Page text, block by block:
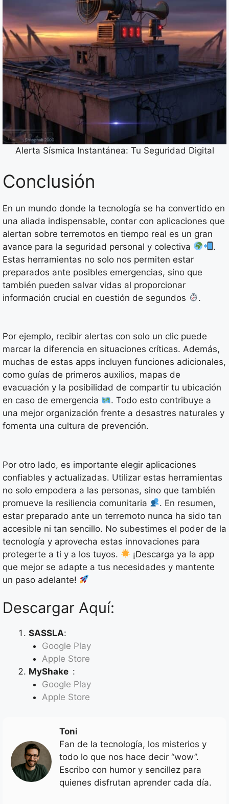
Alerta Sísmica Instantánea: Tu Seguridad Digital
Conclusión
En un mundo donde la tecnología se ha convertido en
una aliada indispensable, contar con aplicaciones que
alertan sobre terremotos en tiempo real es un gran
avance para la seguridad personal y colectiva
.
Estas herramientas no solo nos permiten estar
preparados ante posibles emergencias, sino que
también pueden salvar vidas al proporcionar
información crucial en cuestión de segundos
.
Por ejemplo, recibir alertas con solo un clic puede
marcar la diferencia en situaciones críticas. Además,
muchas de estas apps incluyen funciones adicionales,
como guías de primeros auxilios, mapas de
evacuación y la posibilidad de compartir tu ubicación
en caso de emergencia
. Todo esto contribuye a
una mejor organización frente a desastres naturales y
fomenta una cultura de prevención.
Por otro lado, es importante elegir aplicaciones
confiables y actualizadas. Utilizar estas herramientas
no solo empodera a las personas, sino que también
promueve la resiliencia comunitaria
. En resumen,
estar preparado ante un terremoto nunca ha sido tan
accesible ni tan sencillo. No subestimes el poder de la
tecnología y aprovecha estas innovaciones para
protegerte a ti y a los tuyos.
¡Descarga ya la app
que mejor se adapte a tus necesidades y mantente
un paso adelante!
Descargar Aquí:
SASSLA:
Google Play
Apple Store
MyShake :
Google Play
Apple Store
Toni
Fan de la tecnología, los misterios y
todo lo que nos hace decir “wow”.
Escribo con humor y sencillez para
quienes disfrutan aprender cada día.